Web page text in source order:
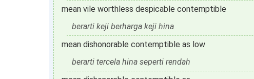
mean vile worthless despicable contemptible
berarti keji berharga keji hina
mean dishonorable contemptible as low
berarti tercela hina seperti rendah